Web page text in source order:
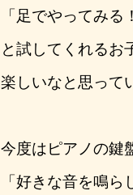
「足でやってみる
と試してくれるお
楽しいなと思って
今度はピアノの鍵
「好きな音を鳴